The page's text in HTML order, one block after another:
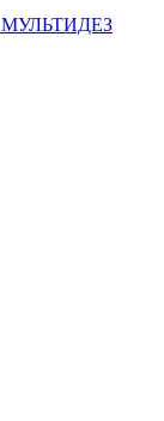
МУЛЬТИДЕЗ